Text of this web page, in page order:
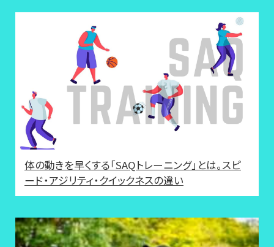
体の動きを早くする「SAQトレーニング」とは。スピ
ード・アジリティ・クイックネスの違い